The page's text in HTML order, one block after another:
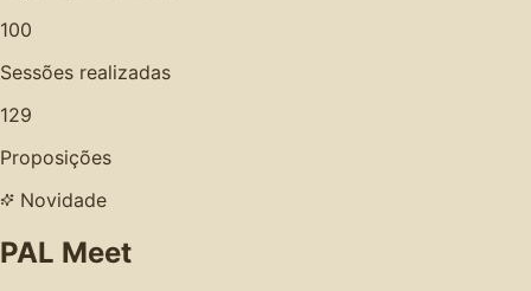
100
Sessões realizadas
129
Proposições
Novidade
PAL Meet